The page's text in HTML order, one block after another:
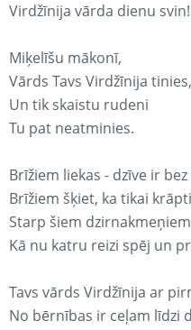
Virdžīnija vārda dienu svin!
Miķelīšu mākonī,
Vārds Tavs Virdžīnija tinies,
Un tik skaistu rudeni
Tu pat neatminies.
Brīžiem liekas - dzīve ir bez
Brīžiem šķiet, ka tikai
Starp šiem
Kā nu katru reizi spēj un
Tavs vārds Virdžīnija ar
No bērnības ir ceļam līdzi